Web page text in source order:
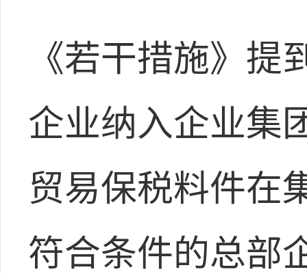
《若干措施》
企业纳入企业集
贸易保税料件在
符合条件的总部